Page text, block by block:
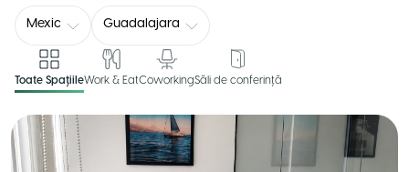
Mexic Guadalajara
Toate SpațiileWork & EatCoworkingSăli de conferință